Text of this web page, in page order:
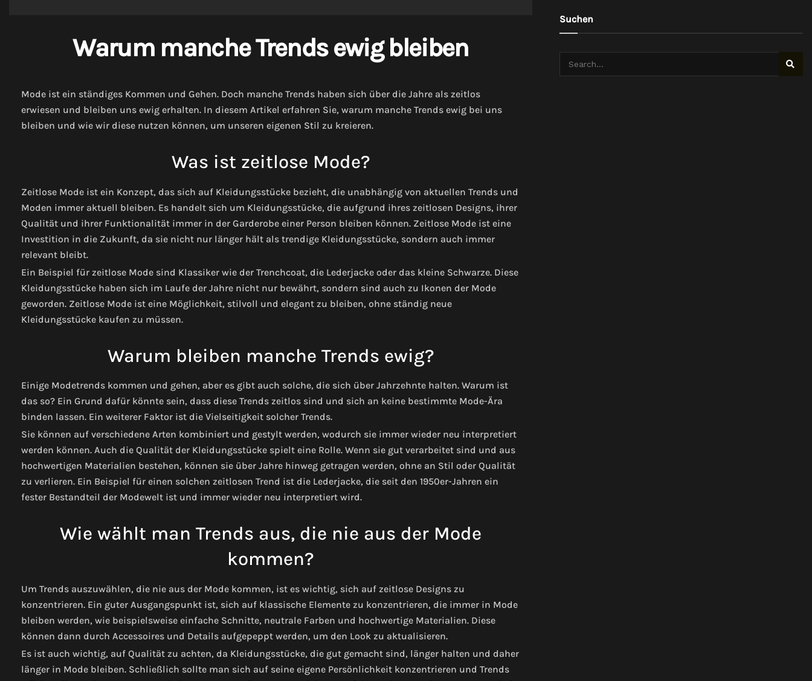
Warum manche Trends ewig bleiben
Mode ist ein ständiges Kommen und Gehen. Doch manche Trends haben sich über die Jahre als zeitlos
erwiesen und bleiben uns ewig erhalten. In diesem Artikel erfahren Sie, warum manche Trends ewig bei uns
bleiben und wie wir diese nutzen können, um unseren eigenen Stil zu kreieren.
Was ist zeitlose Mode?
Zeitlose Mode ist ein Konzept, das sich auf Kleidungsstücke bezieht, die unabhängig von aktuellen Trends und
Moden immer aktuell bleiben. Es handelt sich um Kleidungsstücke, die aufgrund ihres zeitlosen Designs, ihrer
Qualität und ihrer Funktionalität immer in der Garderobe einer Person bleiben können. Zeitlose Mode ist eine
Investition in die Zukunft, da sie nicht nur länger hält als trendige Kleidungsstücke, sondern auch immer
relevant bleibt.
Ein Beispiel für zeitlose Mode sind Klassiker wie der Trenchcoat, die Lederjacke oder das kleine Schwarze. Diese
Kleidungsstücke haben sich im Laufe der Jahre nicht nur bewährt, sondern sind auch zu Ikonen der Mode
geworden. Zeitlose Mode ist eine Möglichkeit, stilvoll und elegant zu bleiben, ohne ständig neue
Kleidungsstücke kaufen zu müssen.
Warum bleiben manche Trends ewig?
Einige Modetrends kommen und gehen, aber es gibt auch solche, die sich über Jahrzehnte halten. Warum ist
das so? Ein Grund dafür könnte sein, dass diese Trends zeitlos sind und sich an keine bestimmte Mode-Ära
binden lassen. Ein weiterer Faktor ist die Vielseitigkeit solcher Trends.
Sie können auf verschiedene Arten kombiniert und gestylt werden, wodurch sie immer wieder neu interpretiert
werden können. Auch die Qualität der Kleidungsstücke spielt eine Rolle. Wenn sie gut verarbeitet sind und aus
hochwertigen Materialien bestehen, können sie über Jahre hinweg getragen werden, ohne an Stil oder Qualität
zu verlieren. Ein Beispiel für einen solchen zeitlosen Trend ist die Lederjacke, die seit den 1950er-Jahren ein
fester Bestandteil der Modewelt ist und immer wieder neu interpretiert wird.
Wie wählt man Trends aus, die nie aus der Mode
kommen?
Um Trends auszuwählen, die nie aus der Mode kommen, ist es wichtig, sich auf zeitlose Designs zu
konzentrieren. Ein guter Ausgangspunkt ist, sich auf klassische Elemente zu konzentrieren, die immer in Mode
bleiben werden, wie beispielsweise einfache Schnitte, neutrale Farben und hochwertige Materialien. Diese
können dann durch Accessoires und Details aufgepeppt werden, um den Look zu aktualisieren.
Es ist auch wichtig, auf Qualität zu achten, da Kleidungsstücke, die gut gemacht sind, länger halten und daher
länger in Mode bleiben. Schließlich sollte man sich auf seine eigene Persönlichkeit konzentrieren und Trends
Suchen